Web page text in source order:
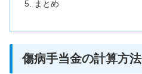
まとめ
傷病手当金の計算方法